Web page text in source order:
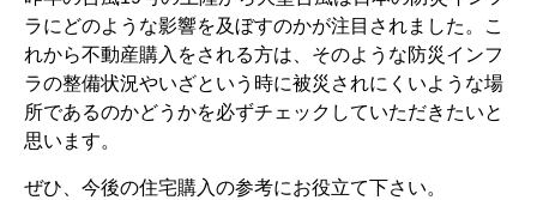
ラにどのような影響を及ぼすのかが注目されました。こ
れから不動産購入をされる方は、そのような防災インフ
ラの整備状況やいざという時に被災されにくいような場
所であるのかどうかを必ずチェックしていただきたいと
思います。
ぜひ、今後の住宅購入の参考にお役立て下さい。